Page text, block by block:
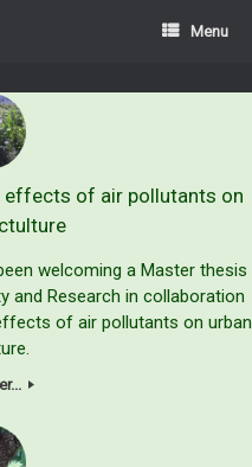
Menu
effects of air pollutants on
welcoming a Master thesis
and Research in collaboration
of air pollutants on urban